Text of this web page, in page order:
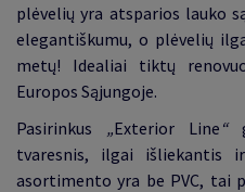
plėvelių yra atsparios lauko
elegantiškumu, o plėvelių
metų! Idealiai tiktų
Europos Sąjungoje.
Pasirinkus „Exterior Line “
tvaresnis, ilgai išliekantis
asortimento yra be PVC, tai